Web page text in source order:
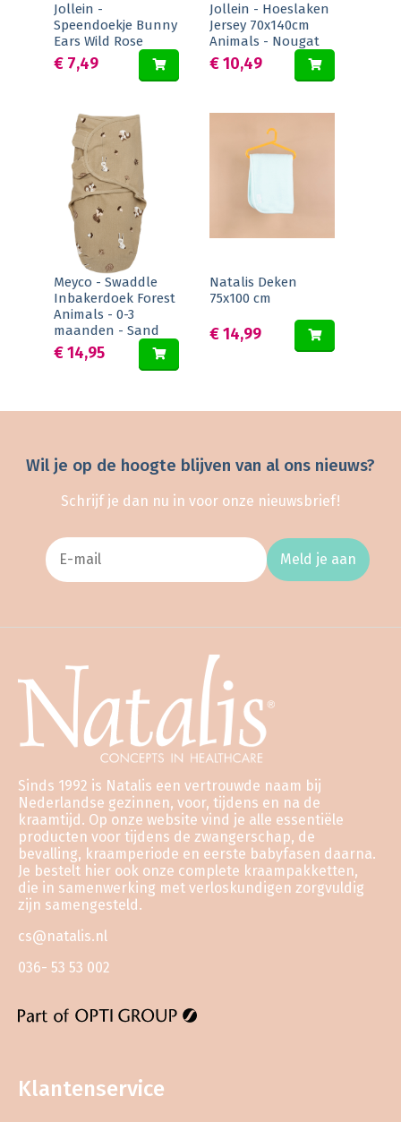
Jollein -
Speendoekje Bunny
Ears Wild Rose
€ 7,49
Jollein - Hoeslaken
Jersey 70x140cm
Animals - Nougat
€ 10,49
Meyco - Swaddle
Inbakerdoek Forest
Animals - 0-3
maanden - Sand
€ 14,95
Natalis Deken
75x100 cm
€ 14,99
Wil je op de hoogte blijven van al ons nieuws?
Schrijf je dan nu in voor onze nieuwsbrief!
Meld je aan
Sinds 1992 is Natalis een vertrouwde naam bij
Nederlandse gezinnen, voor, tijdens en na de
kraamtijd. Op onze website vind je alle essentiële
producten voor tijdens de zwangerschap, de
bevalling, kraamperiode en eerste babyfasen daarna.
Je bestelt hier ook onze complete kraampakketten,
die in samenwerking met verloskundigen zorgvuldig
zijn samengesteld.
cs@natalis.nl
036- 53 53 002
Klantenservice